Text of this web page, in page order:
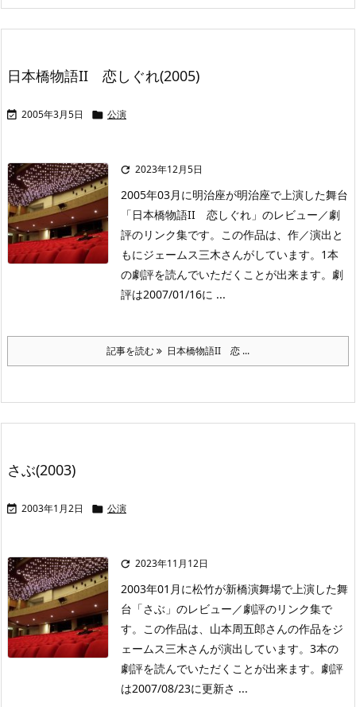
日本橋物語II 恋しぐれ(2005)
 2005年3月5日  公演
 2023年12月5日
2005年03月に明治座が明治座で上演した舞台
「日本橋物語II 恋しぐれ」のレビュー／劇
評のリンク集です。この作品は、作／演出と
もにジェームス三木さんがしています。1本
の劇評を読んでいただくことが出来ます。劇
評は2007/01/16に ...
記事を読む 日本橋物語II 恋 ...
さぶ(2003)
 2003年1月2日  公演
 2023年11月12日
2003年01月に松竹が新橋演舞場で上演した舞
台「さぶ」のレビュー／劇評のリンク集で
す。この作品は、山本周五郎さんの作品をジ
ェームス三木さんが演出しています。3本の
劇評を読んでいただくことが出来ます。劇評
は2007/08/23に更新さ ...